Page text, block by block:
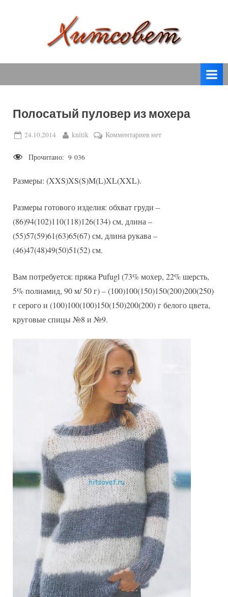
т
о
в
спицами,
крючком,
вязаные
модели
с
схемами.
Полосатый пуловер из мохера
Posted
24.10.2014 By
knitik Комментариевкнет
Прочитано: 9 036
Размеры: (XXS)XS(S)M(L)XL(XXL).
Размеры готового изделия: обхват груди –
(86)94(102)110(118)126(134) см, длина –
(55)57(59)61(63)65(67) см, длина рукава –
(46)47(48)49(50)51(52) см.
Вам потребуется: пряжа Pufugl (73% мохер, 22% шерсть,
5% полиамид, 90 м/ 50 г) – (100)100(150)150(200)200(250)
г серого и (100)100(100)150(150)200(200) г белого цвета,
круговые спицы №8 и №9.